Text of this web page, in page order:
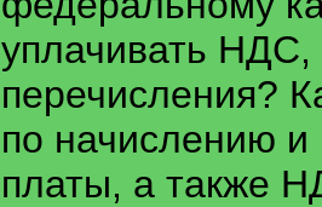
уплачивать НДС,
перечисления?
по начислению
платы, а также